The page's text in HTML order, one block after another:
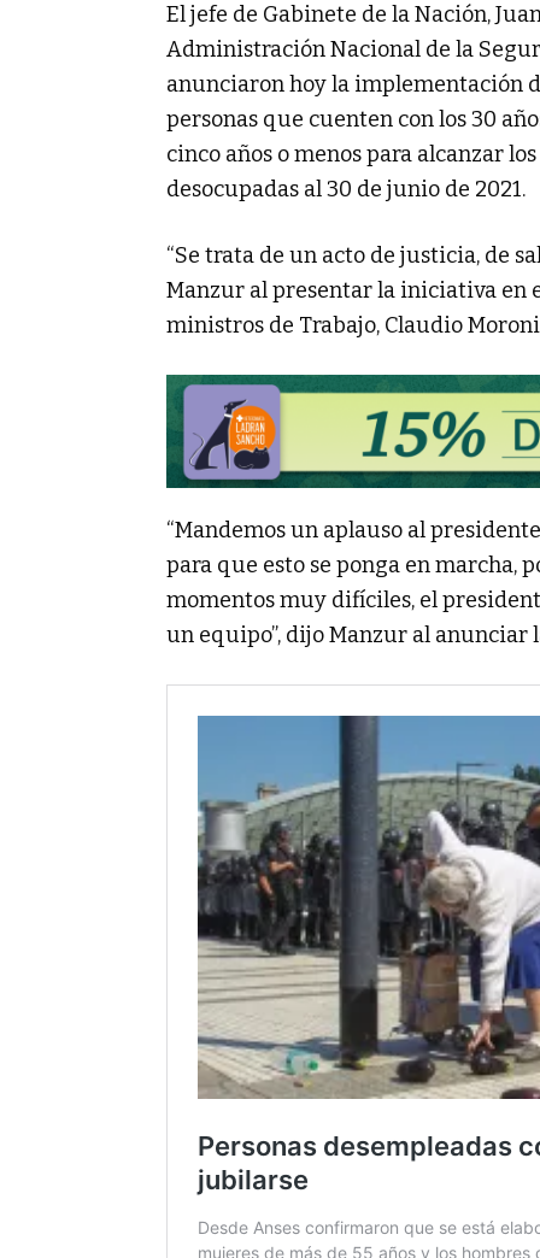
El jefe de Gabinete de la Nación,
Administración Nacional de la
anunciaron hoy la implementación
personas que cuenten con los 30
cinco años o menos para alcanzar
desocupadas al 30 de junio de 2021.
“Se trata de un acto de justicia, de
Manzur al presentar la iniciativa en
ministros de Trabajo, Claudio
“Mandemos un aplauso al
para que esto se ponga en marcha,
momentos muy difíciles, el
un equipo”, dijo Manzur al anunciar